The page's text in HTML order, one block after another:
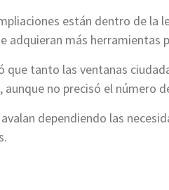
están dentro de la
adquieran más herramientas
que tanto las ventanas
no precisó el número
dependiendo las